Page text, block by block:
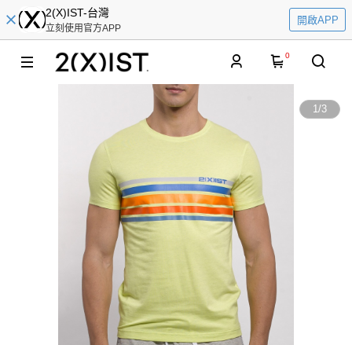
2(X)IST-台灣
立刻使用官方APP
開啟APP
0
1/3